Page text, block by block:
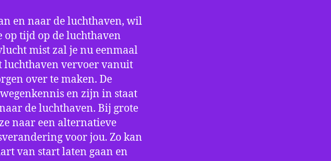
en naar de luchthaven, wil
tijd op de luchthaven
mist zal je nu eenmaal
luchthaven vervoer vanuit
over te maken. De
en zijn in staat
de luchthaven. Bij grote
naar een alternatieve
voor jou. Zo kan
van start laten gaan en